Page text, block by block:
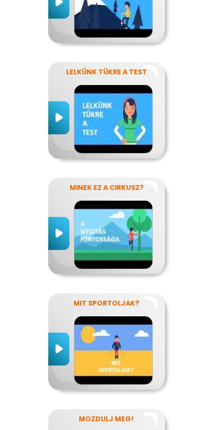
LELKÜNK TÜKRE A TEST
MINEK EZ A CIRKUSZ?
MIT SPORTOLJAK?
MOZDULJ MEG!